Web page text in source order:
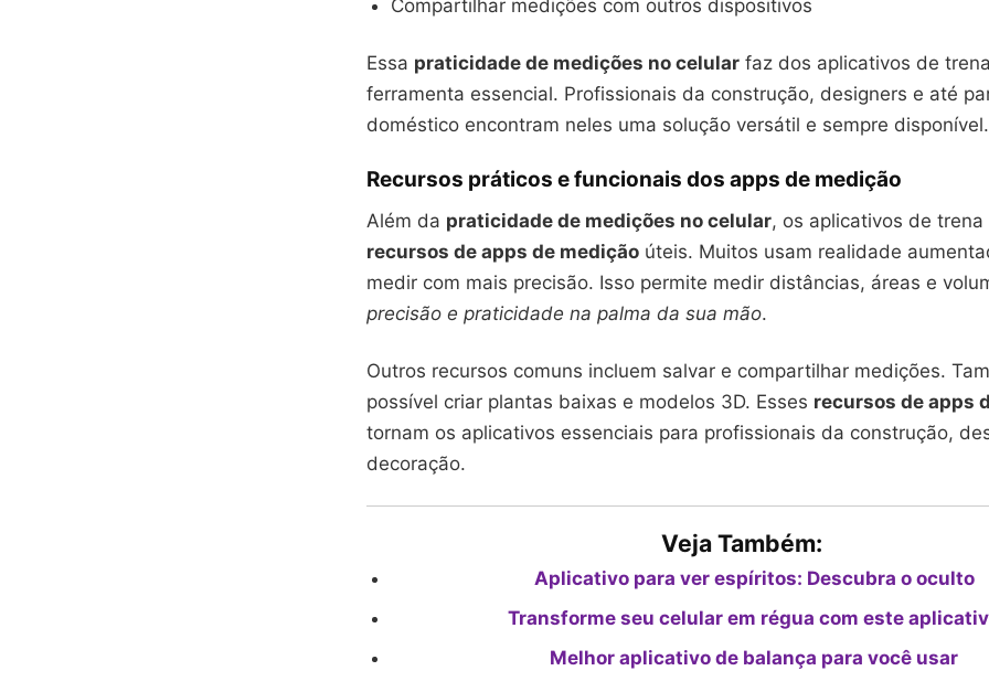
Compartilhar medições com outros dispositivos
Essa praticidade de medições no celular faz dos aplicativos de
ferramenta essencial. Profissionais da construção, designers e até
doméstico encontram neles uma solução versátil e sempre disponível.
Recursos práticos e funcionais dos apps de medição
Além da praticidade de medições no celular, os aplicativos de
recursos de apps de medição úteis. Muitos usam realidade
medir com mais precisão. Isso permite medir distâncias, áreas e
precisão e praticidade na palma da sua mão.
Outros recursos comuns incluem salvar e compartilhar medições.
possível criar plantas baixas e modelos 3D. Esses recursos de apps
tornam os aplicativos essenciais para profissionais da construção,
decoração.
Veja Também:
Aplicativo para ver espíritos: Descubra o oculto
Transforme seu celular em régua com este
Melhor aplicativo de balança para você usar